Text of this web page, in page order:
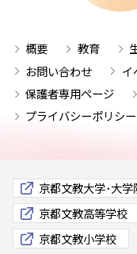
概要 教育
お問い合わせ
イ
保護者専用ページ
プライバシーポリシー
京都文教大学･大学
京都文教高等学校
京都文教小学校